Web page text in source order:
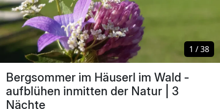
Bergsommer im Häuserl im Wald -
aufblühen inmitten der Natur | 3
Nächte
1 /38
1 /38